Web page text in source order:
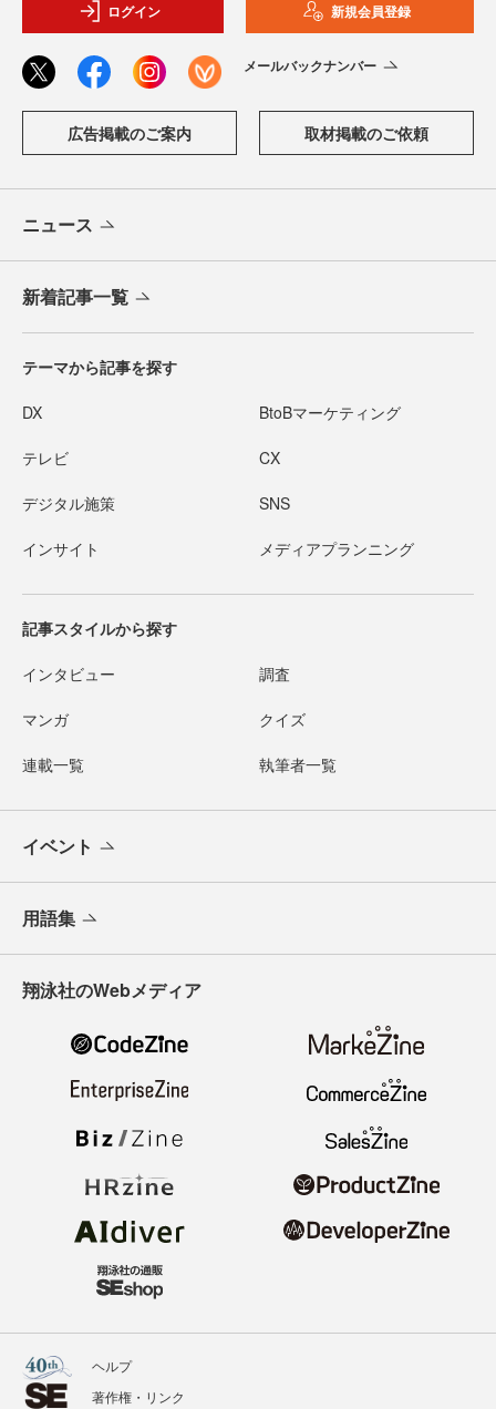
ログイン 新規会員登録
メールバックナンバー
広告掲載のご案内 取材掲載のご依頼
ニュース
新着記事一覧
テーマから記事を探す
DX BtoBマーケティング
テレビ CX
デジタル施策 SNS
インサイト メディアプランニング
記事スタイルから探す
インタビュー 調査
マンガ クイズ
連載一覧 執筆者一覧
イベント
用語集
翔泳社のWebメディア
ヘルプ
著作権・リンク